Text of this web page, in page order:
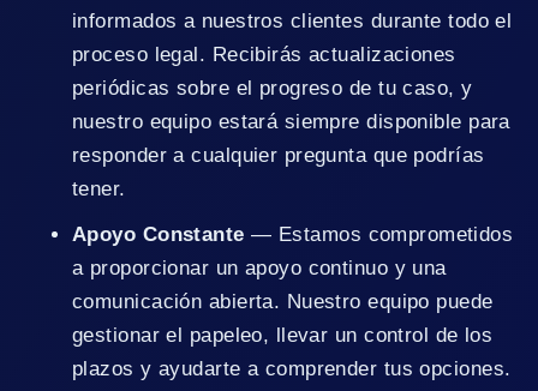
informados a nuestros clientes durante todo el
proceso legal. Recibirás actualizaciones
periódicas sobre el progreso de tu caso, y
nuestro equipo estará siempre disponible para
responder a cualquier pregunta que podrías
tener.
Apoyo Constante — Estamos comprometidos
a proporcionar un apoyo continuo y una
comunicación abierta. Nuestro equipo puede
gestionar el papeleo, llevar un control de los
plazos y ayudarte a comprender tus opciones.